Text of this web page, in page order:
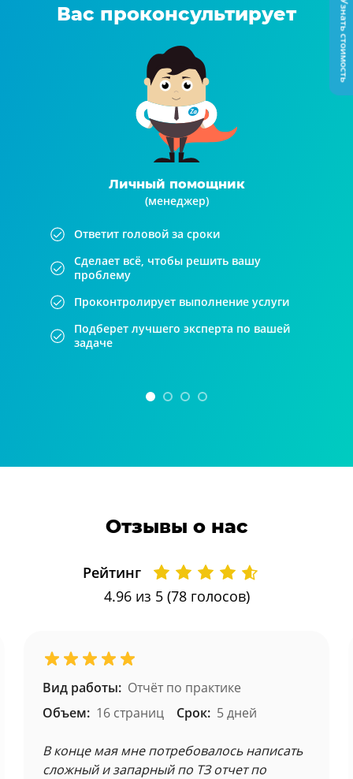
Вас проконсультирует
Личный помощник
(менеджер)
Ответит головой за сроки
Сделает всё, чтобы решить вашу
проблему
Проконтролирует выполнение услуги
Подберет лучшего эксперта по вашей
задаче
Отзывы о нас
Рейтинг
4.96из 5 (78 голосов)
Вид работы: Отчёт по практике
Объем: 16 страниц Срок: 5 дней
В конце мая мне потребовалось написать
сложный и запарный по ТЗ отчет по
Узнать стоимость